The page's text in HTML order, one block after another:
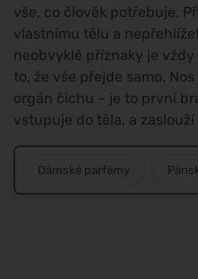
vše, co člověk potřebuje.
vlastnímu tělu a
neobvyklé příznaky je
to, že vše přejde samo.
orgán čichu – je to první
vstupuje do těla, a
Dámské parfémy